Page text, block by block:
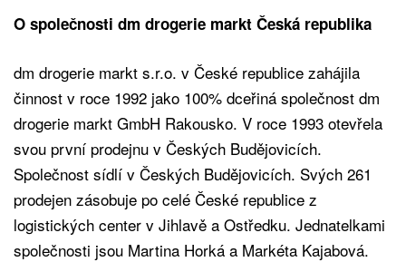
O společnosti dm drogerie markt Česká republika
dm drogerie markt s.r.o. v České republice zahájila
činnost v roce 1992 jako 100% dceřiná společnost dm
drogerie markt GmbH Rakousko. V roce 1993 otevřela
svou první prodejnu v Českých Budějovicích.
Společnost sídlí v Českých Budějovicích. Svých 261
prodejen zásobuje po celé České republice z
logistických center v Jihlavě a Ostředku. Jednatelkami
společnosti jsou Martina Horká a Markéta Kajabová.